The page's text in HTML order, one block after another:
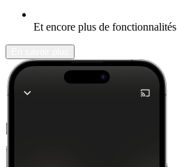
Et encore plus de fonctionnalités